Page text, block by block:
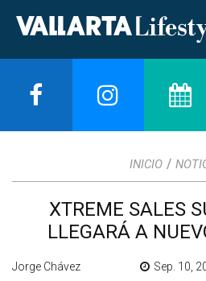
INICIO /
XTREME SALES
LLEGARÁ A
Jorge Chávez Sep. 10,